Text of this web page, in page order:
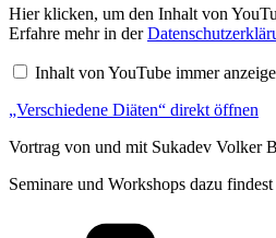
„Verschiedene
Diäten“
von
anzeigen
Hier klicken, um den Inhalt von
Erfahre mehr in der
Inhalt von YouTube immer
„Verschiedene Diäten“ direkt öffnen
Vortrag von und mit Sukadev Volker
Seminare und Workshops dazu